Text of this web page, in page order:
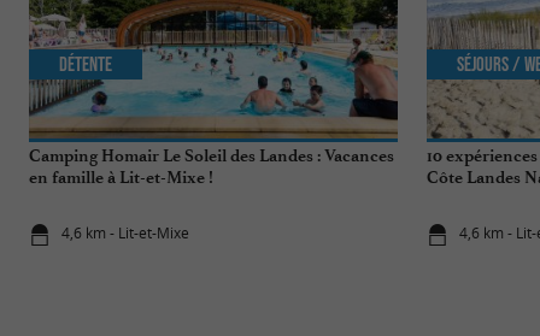
Camping Homair Le Soleil des Landes : Vacances
en famille à Lit-et-Mixe !
4,6 km - Lit-et-Mixe
Détente
10
Côte Landes
4,6 km -
Séjours /